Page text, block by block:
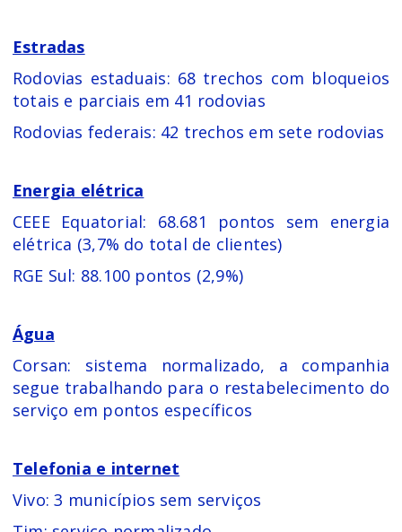
Estradas
Rodovias estaduais: 68 trechos com bloqueios
totais e parciais em 41 rodovias
Rodovias federais: 42 trechos em sete rodovias
Energia elétrica
CEEE Equatorial: 68.681 pontos sem energia
elétrica (3,7% do total de clientes)
RGE Sul: 88.100 pontos (2,9%)
Água
Corsan: sistema normalizado, a companhia
segue trabalhando para o restabelecimento do
serviço em pontos específicos
Telefonia e internet
Vivo: 3 municípios sem serviços